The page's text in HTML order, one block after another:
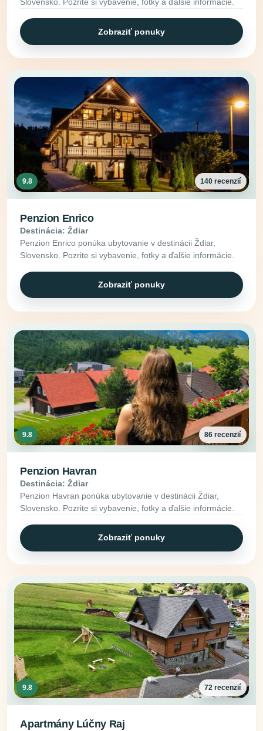
Slovensko. Pozrite si vybavenie, fotky a ďalšie informácie.
Zobraziť ponuky
9.8 140 recenzií
Penzion Enrico
Destinácia: Ždiar
Penzion Enrico ponúka ubytovanie v destinácii Ždiar,
Slovensko. Pozrite si vybavenie, fotky a ďalšie informácie.
Zobraziť ponuky
9.8 86 recenzií
Penzion Havran
Destinácia: Ždiar
Penzion Havran ponúka ubytovanie v destinácii Ždiar,
Slovensko. Pozrite si vybavenie, fotky a ďalšie informácie.
Zobraziť ponuky
9.8 72 recenzií
Apartmány Lúčny Raj